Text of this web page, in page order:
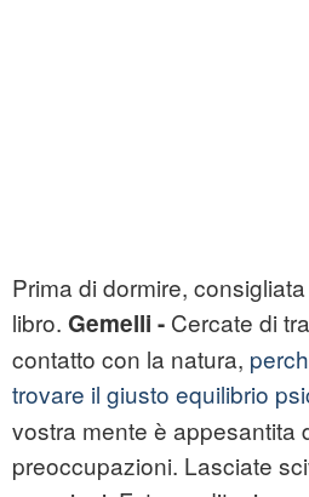
Prima di dormire,
libro. Gemelli - Cercate di
contatto con la natura,
trovare il giusto equilibrio
vostra mente è appesantita
preoccupazioni. Lasciate